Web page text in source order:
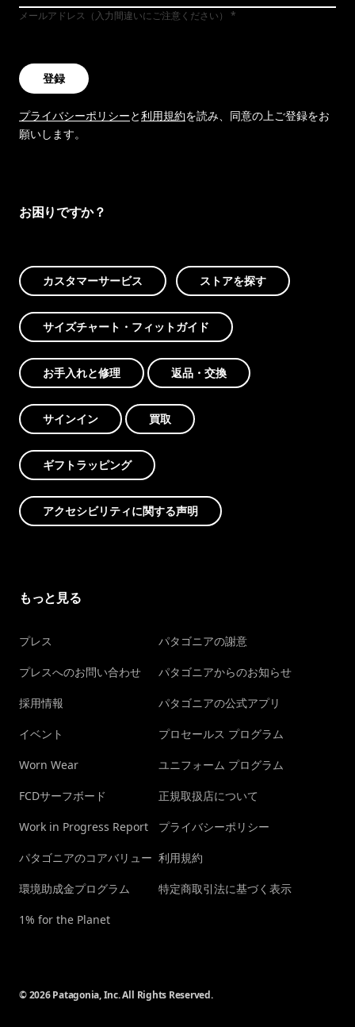
メールアドレス（入力間違いにご注意ください）
登録
プライバシーポリシーと利用規約を読み、同意の上ご登録をお
願いします。
お困りですか？
カスタマーサービス ストアを探す
サイズチャート・フィットガイド
お手入れと修理 返品・交換
サインイン 買取
ギフトラッピング
アクセシビリティに関する声明
もっと見る
プレス
プレスへのお問い合わせ
採用情報
イベント
Worn Wear
FCDサーフボード
Work in Progress Report
パタゴニアのコアバリュー
環境助成金プログラム
1% for the Planet
パタゴニアの謝意
パタゴニアからのお知らせ
パタゴニアの公式アプリ
プロセールス プログラム
ユニフォーム プログラム
正規取扱店について
プライバシーポリシー
利用規約
特定商取引法に基づく表示
© 2026 Patagonia, Inc. All Rights Reserved.